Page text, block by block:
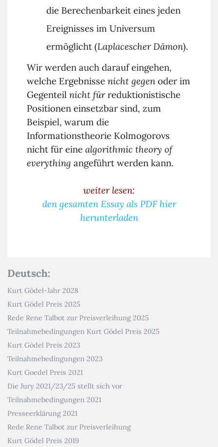
die Berechenbarkeit eines jeden
Ereignisses im Universum
ermöglicht (LaplacescherDämon).
Wir werden auch darauf eingehen,
welche Ergebnisse nicht gegen oder im
Gegenteil nicht fürreduktionistische
Positionen einsetzbar sind, zum
Beispiel, warum die
Informationstheorie Kolmogorovs
nicht für eine algorithmic theory of
everything angeführt werden kann.
weiter lesen:
den gesamten Essay als PDF hier
herunterladen
Deutsch:
Kurt Gödel-Jahr 2028
Kurt Gödel Preis 2025
Rede Rene Talbot zur Preisverleihung 2025
Teilnahmebedingungen Kurt Gödel Preis 2025
Kurt Gödel Preis 2023
Teilnahmebedingungen 2023
Kurt Goedel Preis 2021
Die Jury 2021/23/25 stellt sich vor
Teilnahmebedingungen 2021
Presseerklärung 2021
Rede Rene Talbot zur Preisverleihung
Kurt Gödel Preis 2019